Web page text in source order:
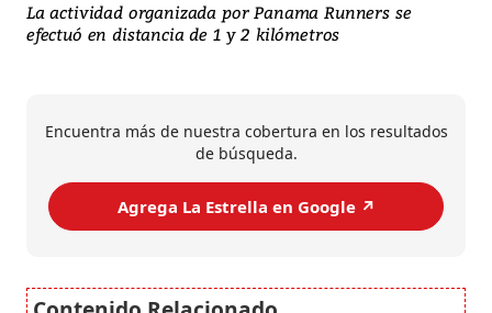
La actividad organizada por Panama Runners se
efectuó en distancia de 1 y 2 kilómetros
Encuentra más de nuestra cobertura en los resultados
de búsqueda.
Agrega La Estrella en Google ↗️